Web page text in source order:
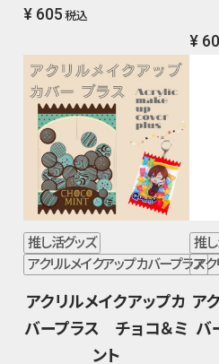
¥ 605 税込
¥
推し活グッズ
アクリルメイクアップカバープラス
アクリルメイクアップカ
バープラス チョコ＆ミ
ント
推
アク
ア
バ